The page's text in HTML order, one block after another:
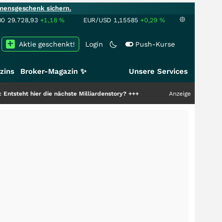
sichern.
29.728,93 +1,18% EUR/USD 1,15585 +0,29 %
Login Push-Kurse
Aktie geschenkt!
Broker-Magazin ✨ Unsere Services
die nächste Milliardenstory?+++ Anzeige